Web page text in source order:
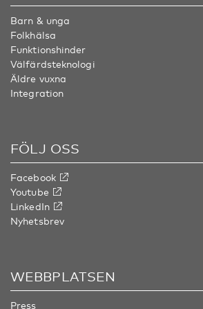
Barn & unga
Folkhälsa
Funktionshinder
Välfärdsteknologi
Äldre vuxna
Integration
FÖLJ OSS
Facebook
Youtube
LinkedIn
Nyhetsbrev
WEBBPLATSEN
Press